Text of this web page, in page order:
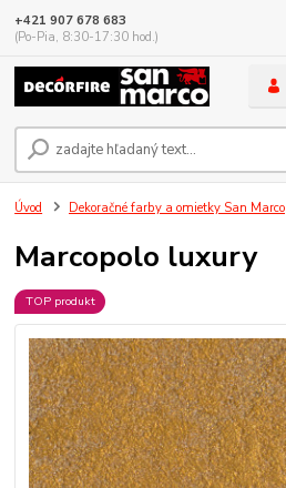
+421 907 678 683
(Po-Pia, 8:30-17:30 hod.)
Úvod Dekoračné farby a omietky San Marco
Marcopolo luxury
TOP produkt